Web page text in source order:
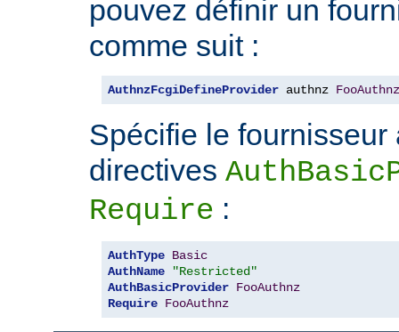
pouvez définir un
comme suit :
AuthnzFcgiDefineProvider authnz FooAuthnz
Spécifie le fournisseur
directives
Require :
AuthType Basic
AuthName
"Restricted"
AuthBasicProvider FooAuthnz
Require FooAuthnz